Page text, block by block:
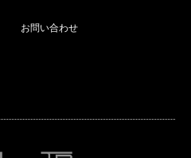
お問い合わせ